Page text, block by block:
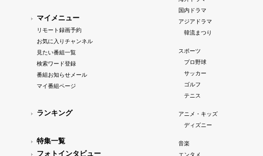
マイメニュー
リモート録画予約
お気に入りチャンネル
見たい番組一覧
検索ワード登録
番組お知らせメール
マイ番組ページ
ランキング
特集一覧
フォトインタビュー
国内ドラマ
アジアドラマ
韓流まつり
スポーツ
プロ野球
サッカー
ゴルフ
テニス
アニメ・キッズ
ディズニー
音楽
エンタメ